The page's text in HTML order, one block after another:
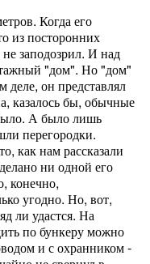
Когда его
из посторонних
заподозрил. И над
"дом". Но "дом"
деле, он представлял
казалось бы, обычные
А было лишь
перегородки.
как нам рассказали
ни одной его
конечно,
угодно. Но, вот,
ли удастся. На
по бункеру можно
и с охранником -